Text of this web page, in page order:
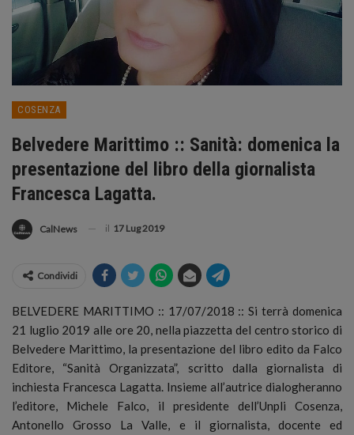
COSENZA
Belvedere Marittimo :: Sanità: domenica la
presentazione del libro della giornalista
Francesca Lagatta.
CalNews il 17 Lug 2019
Condividi
BELVEDERE MARITTIMO :: 17/07/2018 :: Si terrà domenica
21 luglio 2019 alle ore 20, nella piazzetta del centro storico di
Belvedere Marittimo, la presentazione del libro edito da Falco
Editore, “Sanità Organizzata”, scritto dalla giornalista di
inchiesta Francesca Lagatta. Insieme all’autrice dialogheranno
l’editore, Michele Falco, il presidente dell’Unpli Cosenza,
Antonello Grosso La Valle, e il giornalista, docente ed